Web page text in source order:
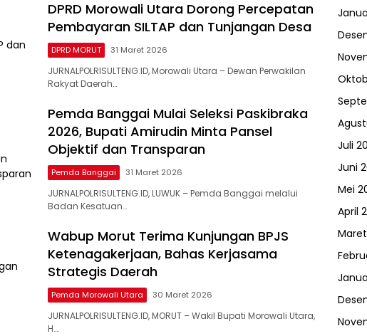
DPRD Morowali Utara Dorong Percepatan
Pembayaran SILTAP dan Tunjangan Desa
DPRD MORUT 31 Maret 2026
JURNALPOLRISULTENG.ID, Morowali Utara – Dewan Perwakilan
Rakyat Daerah…
Pemda Banggai Mulai Seleksi Paskibraka
2026, Bupati Amirudin Minta Pansel
Objektif dan Transparan
Pemda Banggai 31 Maret 2026
JURNALPOLRISULTENG.ID, LUWUK – Pemda Banggai melalui
Badan Kesatuan…
Wabup Morut Terima Kunjungan BPJS
Ketenagakerjaan, Bahas Kerjasama
Strategis Daerah
Pemda Morowali Utara 30 Maret 2026
JURNALPOLRISULTENG.ID, MORUT – Wakil Bupati Morowali Utara,
H….
Juli
Juni
Mei
April